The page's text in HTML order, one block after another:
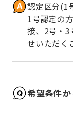
認定区分(1
1号認定の
接、2号・3
せいただく
希望条件